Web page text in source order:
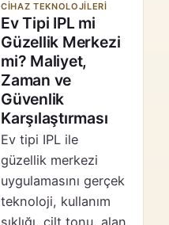
CIHAZ TEKNOLOJILERI
Ev Tipi IPL mi
Güzellik Merkezi
mi? Maliyet,
Zaman ve
Güvenlik
Karşılaştırması
Ev tipi IPL ile
güzellik merkezi
uygulamasını gerçek
teknoloji, kullanım